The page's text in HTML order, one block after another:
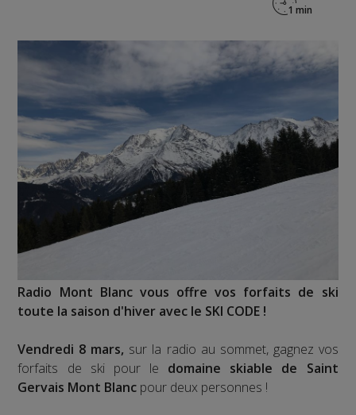
Radio Mont Blanc vous offre vos forfaits de ski
toute la saison d'hiver avec le SKI CODE !
Vendredi 8 mars, sur la radio au sommet, gagnez vos
forfaits de ski pour le domaine skiable de Saint
Gervais Mont Blanc pour deux personnes !